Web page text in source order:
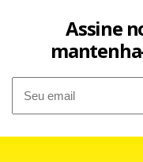
Assine